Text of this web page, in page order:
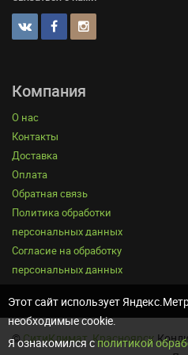
Этот сайт использует
необходимые cookie.
Я ознакомился сполитикой
Компания
О нас
Контакты
Доставка
Оплата
Обратная связь
Политика обработки
персональных данных
Согласие на обработку
персональных данных
©СитиКлимат, Красноярск